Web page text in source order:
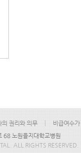
의 권리와 의무 비급여수가
68 노원을지대학교병원
ALL RIGHTS RESERVED.